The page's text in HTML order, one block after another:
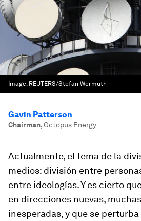
Image: REUTERS/Stefan Wermuth
Gavin Patterson
Chairman, Octopus Energy
Actualmente, el tema de la
medios: división entre
entre ideologías. Y es cierto
en direcciones nuevas,
inesperadas, y que se